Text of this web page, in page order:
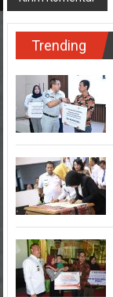
Trending